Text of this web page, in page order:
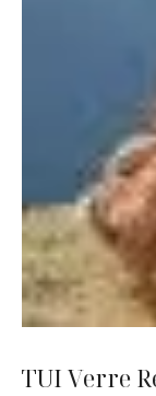
TUI Verre